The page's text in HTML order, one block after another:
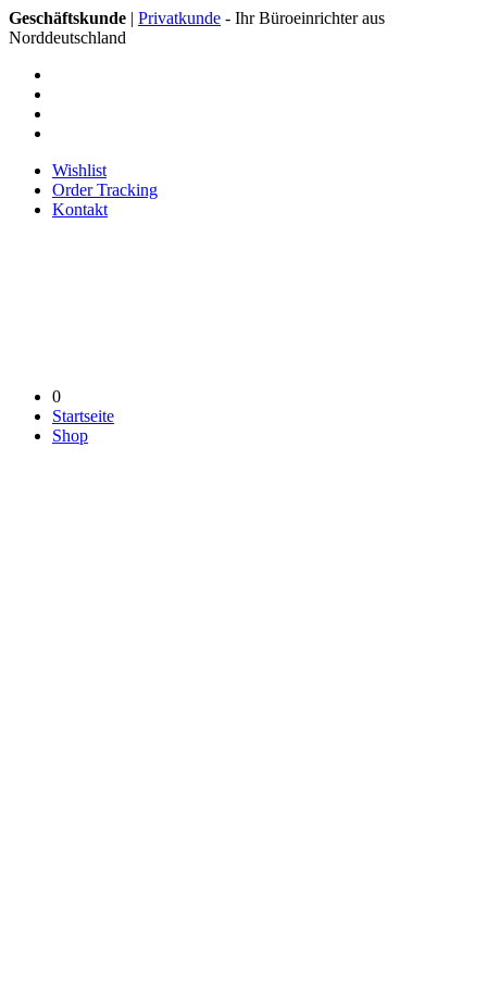
Geschäftskunde | Privatkunde - Ihr Büroeinrichter aus
Norddeutschland
Wishlist
Order Tracking
Kontakt
0
Startseite
Shop